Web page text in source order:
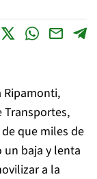
Ripamonti,
que miles de
baja y lenta
a la